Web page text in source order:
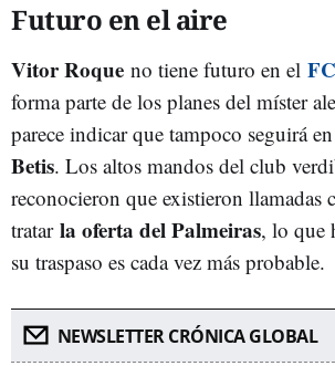
Futuro en el aire
Vitor Roque no tiene futuro en el
forma parte de los planes del míster
parece indicar que tampoco seguirá
Betis. Los altos mandos del club
reconocieron que existieron llamadas
tratar la oferta del Palmeiras, lo que
su traspaso es cada vez más probable.
NEWSLETTER CRÓNICA GLOBAL